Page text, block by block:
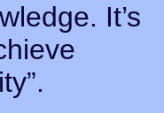
It’s